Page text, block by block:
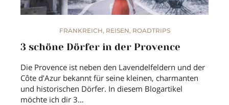
FRANKREICH, REISEN, ROADTRIPS
3 schöne Dörfer in der Provence
Die Provence ist neben den Lavendelfeldern und der
Côte d’Azur bekannt für seine kleinen, charmanten
und historischen Dörfer. In diesem Blogartikel
möchte ich dir 3…